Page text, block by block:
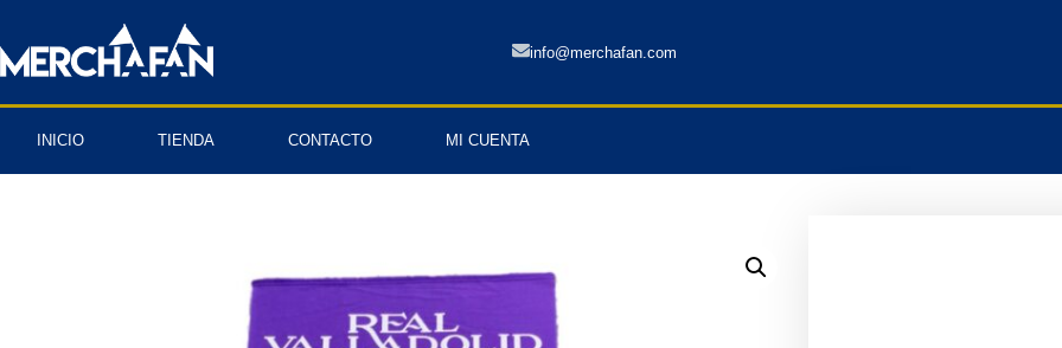
info@merchafan.com
INICIO TIENDA CONTACTO MI CUENTA